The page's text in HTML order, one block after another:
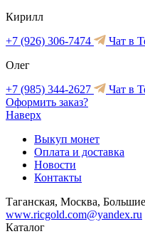
Кирилл
+7 (926) 306-7474
Чат в
Олег
+7 (985) 344-2627
Чат в
Оформить заказ?
Наверх
Выкуп монет
Оплата и доставка
Новости
Контакты
Таганская, Москва,
www.ricgold.com@yandex.ru
Каталог